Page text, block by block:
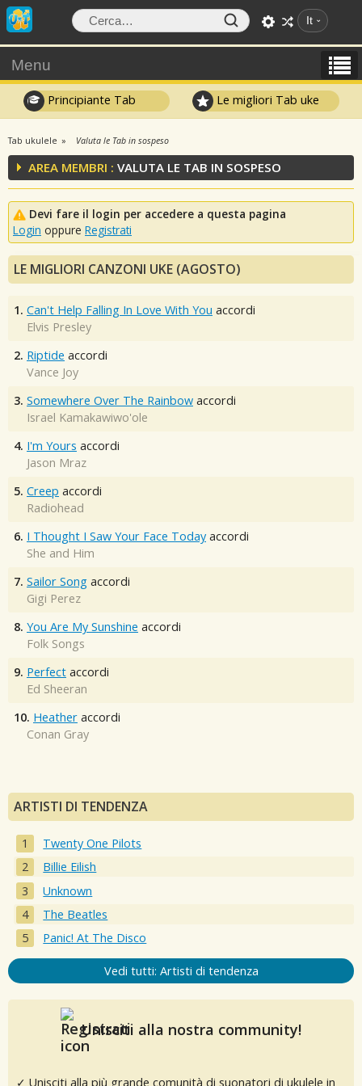
It
Menu
Principiante Tab Le migliori Tab uke
Tab ukulele Valuta le Tab in sospeso
AREA MEMBRI : VALUTA LE TAB IN SOSPESO
Devi fare il login per accedere a questa pagina
Login oppure Registrati
LE MIGLIORI CANZONI UKE (AGOSTO)
1. Can't Help Falling In Love With You accordi
Elvis Presley
2. Riptide accordi
Vance Joy
3. Somewhere Over The Rainbow accordi
Israel Kamakawiwo'ole
4. I'm Yours accordi
Jason Mraz
5. Creep accordi
Radiohead
6. I Thought I Saw Your Face Today accordi
She and Him
7. Sailor Song accordi
Gigi Perez
8. You Are My Sunshine accordi
Folk Songs
9. Perfect accordi
Ed Sheeran
10. Heather accordi
Conan Gray
ARTISTI DI TENDENZA
Twenty One Pilots
Billie Eilish
Unknown
The Beatles
Panic! At The Disco
Vedi tutti: Artisti di tendenza
Unisciti alla nostra community!
✓ Unisciti alla più grande comunità di suonatori di ukulele in